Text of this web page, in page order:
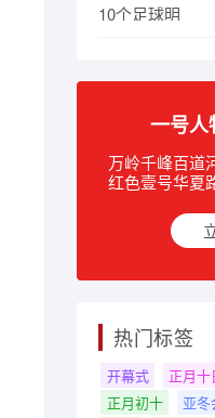
一号人
万岭千峰百道
红色壹号华夏
热门标签
开幕式 正月
正月初十
亚冬